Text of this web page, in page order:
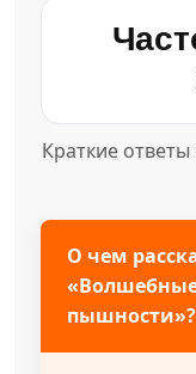
Краткие
О чем
пышности»?